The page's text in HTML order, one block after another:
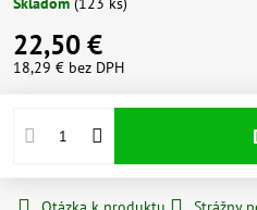
22,50 €
18,29 € bez DPH